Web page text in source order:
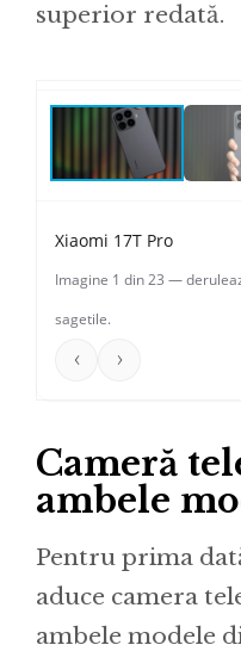
superior redată.
Xiaomi 17T Pro
Imagine 1 din 23 —
sagetile.
‹ ›
Cameră
ambele
Pentru prima
aduce camera
ambele modele